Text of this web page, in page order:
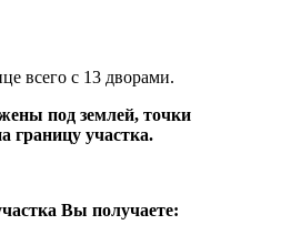
всего с 13 дворами.
под землей, точки
границу участка.
Вы получаете: